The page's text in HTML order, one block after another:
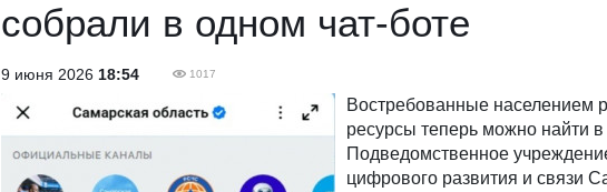
собрали в одном чат-боте
9 июня 2026 18:54 1017
Востребованные населением
ресурсы теперь можно найти
Подведомственное
цифрового развития и связи